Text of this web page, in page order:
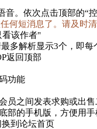
。依次点击顶部的“
何短消息了。请及时
看该作者"
多解析显示3个，即每
返回顶部
功能
员之间发表求购或出售
部的手机版，方便用
到论坛首页